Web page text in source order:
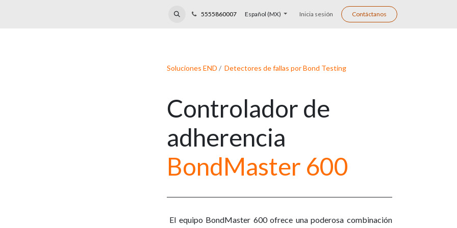
Blog 5555860007 Español (MX) Inicia sesión Contáctanos
Soluciones END / Detectores de fallas por Bond Testing
Controlador de
adherencia
BondMaster 600
El equipo BondMaster 600 ofrece una poderosa combinación